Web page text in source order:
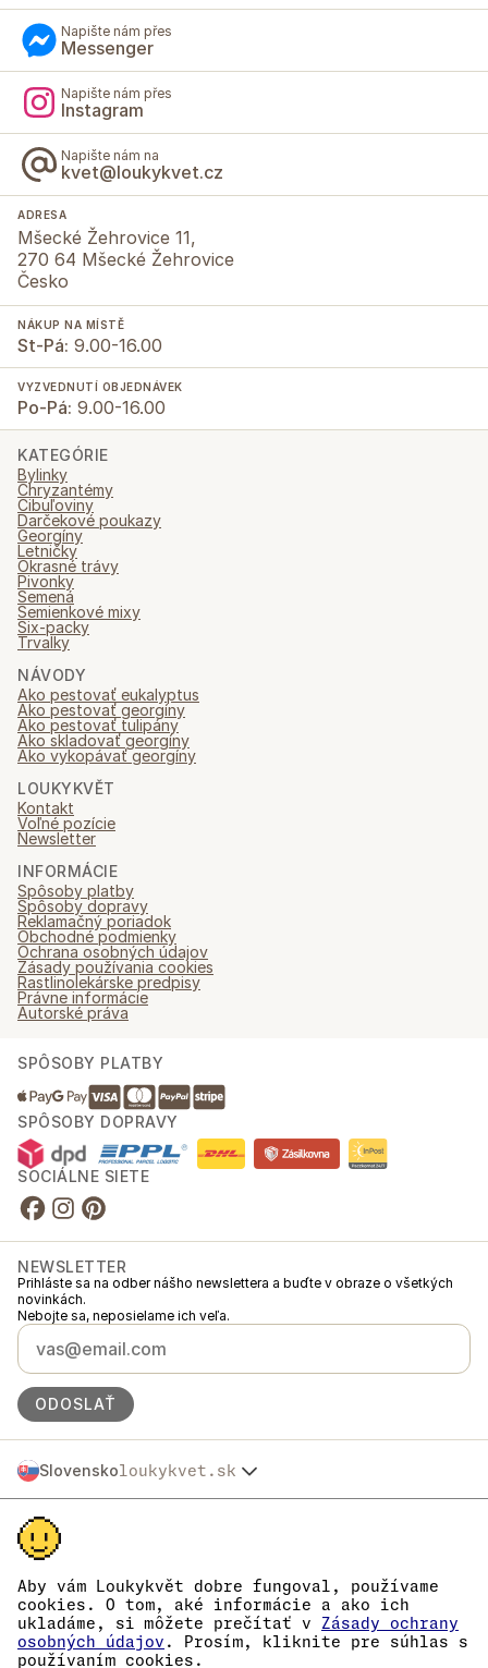
Aby vám Loukykvět dobre fungoval, používame
cookies. O tom, aké informácie a ako ich
ukladáme, si môžete prečítať v
Zásady ochrany
osobných údajov . Prosím, kliknite pre súhlas s
používaním cookies.
Napište nám přes
Messenger
Napište nám přes
Instagram
Napište nám na
kvet@loukykvet.cz
ADRESA
Mšecké Žehrovice 11,
270 64 Mšecké Žehrovice
Česko
NÁKUP NA MÍSTĚ
St-Pá: 9.00-16.00
VYZVEDNUTÍ OBJEDNÁVEK
Po-Pá: 9.00-16.00
KATEGÓRIE
Bylinky
Chryzantémy
Cibuľoviny
Darčekové poukazy
Georgíny
Letničky
Okrasné trávy
Pivonky
Semená
Semienkové mixy
Six-packy
Trvalky
NÁVODY
Ako pestovať eukalyptus
Ako pestovať georgíny
Ako pestovať tulipány
Ako skladovať georgíny
Ako vykopávať georgíny
LOUKYKVĚT
Kontakt
Voľné pozície
Newsletter
INFORMÁCIE
Spôsoby platby
Spôsoby dopravy
Reklamačný poriadok
Obchodné podmienky
Ochrana osobných údajov
Zásady používania cookies
Rastlinolekárske predpisy
Právne informácie
Autorské práva
SPÔSOBY PLATBY
SPÔSOBY DOPRAVY
SOCIÁLNE SIETE
NEWSLETTER
Prihláste sa na odber nášho newslettera a buďte v obraze o všetkých
novinkách.
Nebojte sa, neposielame ich veľa.
ODOSLAŤ
Slovenskoloukykvet.sk
Česko
Polska
Österreich
Deutschland
France
België
Danmark
Eesti
Spoločnosť Loukykvět s.r.o. je zapísaná v Obchodnom registri
Mestského súdu v Prahe, oddiel C, vložka 268616.
EKF00180493.
Pre vydávanie rastlinolekárskych pasov používame registračné číslo
0636.
IČO je 05663687, DIČ je CZ05663687.
ID dátovej schránky je eng827q.
Číslo EORI je CZ05663687.